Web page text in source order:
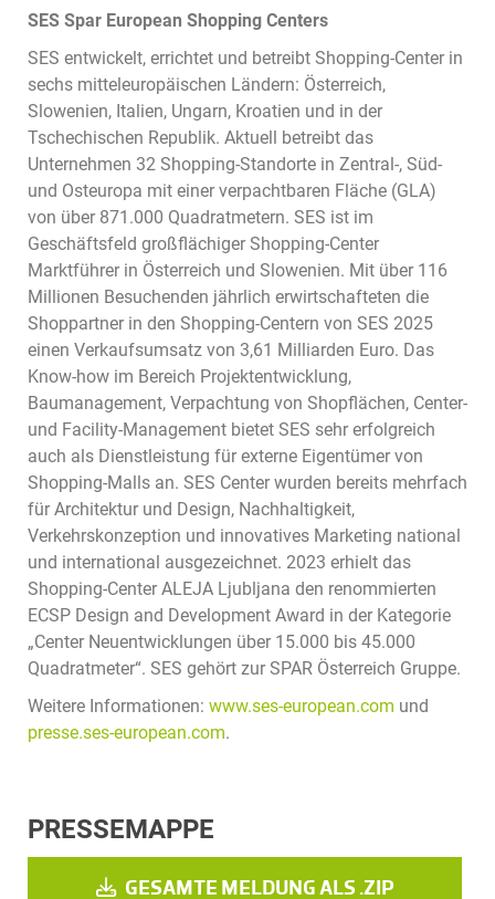
SES Spar European Shopping Centers
SES entwickelt, errichtet und betreibt Shopping-Center in
sechs mitteleuropäischen Ländern: Österreich,
Slowenien, Italien, Ungarn, Kroatien und in der
Tschechischen Republik. Aktuell betreibt das
Unternehmen 32 Shopping-Standorte in Zentral-, Süd-
und Osteuropa mit einer verpachtbaren Fläche (GLA)
von über 871.000 Quadratmetern. SES ist im
Geschäftsfeld großflächiger Shopping-Center
Marktführer in Österreich und Slowenien. Mit über 116
Millionen Besuchenden jährlich erwirtschafteten die
Shoppartner in den Shopping-Centern von SES 2025
einen Verkaufsumsatz von 3,61 Milliarden Euro. Das
Know-how im Bereich Projektentwicklung,
Baumanagement, Verpachtung von Shopflächen, Center-
und Facility-Management bietet SES sehr erfolgreich
auch als Dienstleistung für externe Eigentümer von
Shopping-Malls an. SES Center wurden bereits mehrfach
für Architektur und Design, Nachhaltigkeit,
Verkehrskonzeption und innovatives Marketing national
und international ausgezeichnet. 2023 erhielt das
Shopping-Center ALEJA Ljubljana den renommierten
ECSP Design and Development Award in der Kategorie
„Center Neuentwicklungen über 15.000 bis 45.000
Quadratmeter“. SES gehört zur SPAR Österreich Gruppe.
Weitere Informationen: www.ses-european.com und
presse.ses-european.com.
PRESSEMAPPE
GESAMTE MELDUNG ALS .ZIP